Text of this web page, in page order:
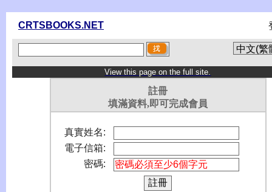
CRTSBOOKS.NET
View this page on the full site.
註冊
填滿資料,即可完成會員
真實姓名:
電子信箱:
密碼: